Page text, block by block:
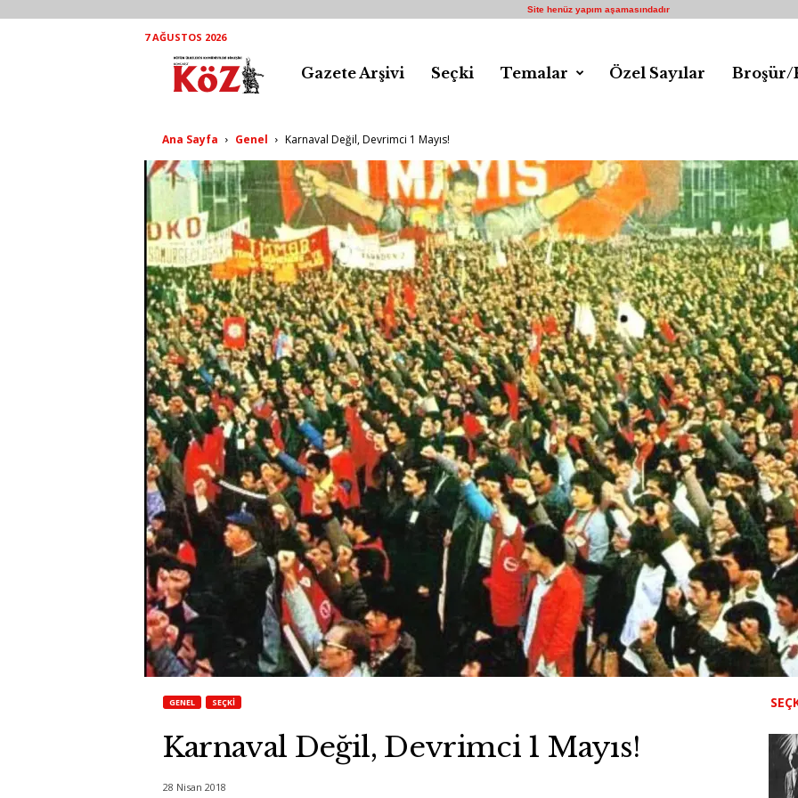
Site henüz yapım aşamasındadır
7 AĞUSTOS 2026
A
r
ş
i
v
Gazete Arşivi Seçki Temalar Özel Sayılar Broşür/
Ana Sayfa Genel Karnaval Değil, Devrimci 1 Mayıs!
GENEL SEÇKI
Karnaval Değil, Devrimci 1 Mayıs!
28 Nisan 2018